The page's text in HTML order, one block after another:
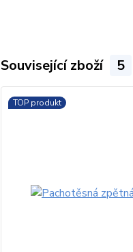
Související zboží 5
TOP produkt